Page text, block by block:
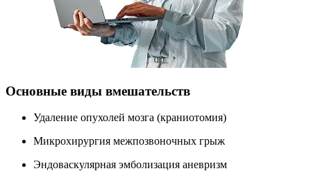
Основные виды вмешательств
Удаление опухолей мозга (краниотомия)
Микрохирургия межпозвоночных грыж
Эндоваскулярная эмболизация аневризм